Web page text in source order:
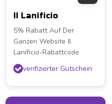
Il Lanificio
5% Rabatt Auf Der
Ganzen Website Il
Lanificio-Rabattcode
verifizierter Gutschein